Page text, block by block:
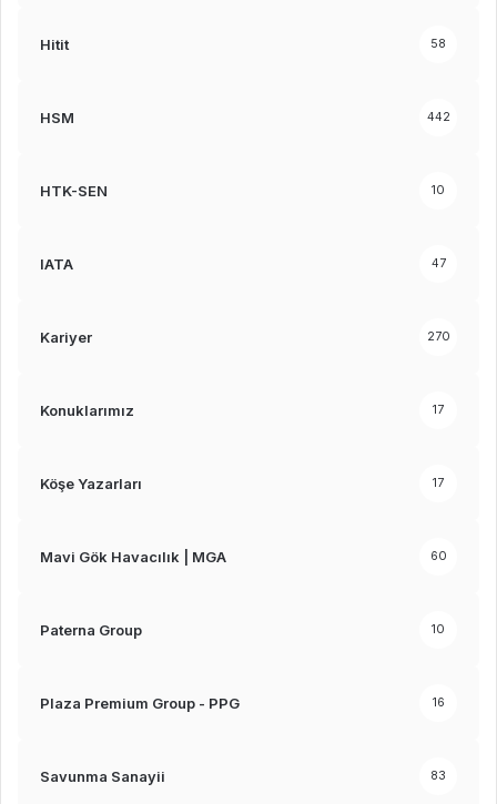
Hitit 58
HSM 442
HTK-SEN 10
IATA 47
Kariyer 270
Konuklarımız 17
Köşe Yazarları 17
Mavi Gök Havacılık | MGA 60
Paterna Group 10
Plaza Premium Group - PPG 16
Savunma Sanayii 83